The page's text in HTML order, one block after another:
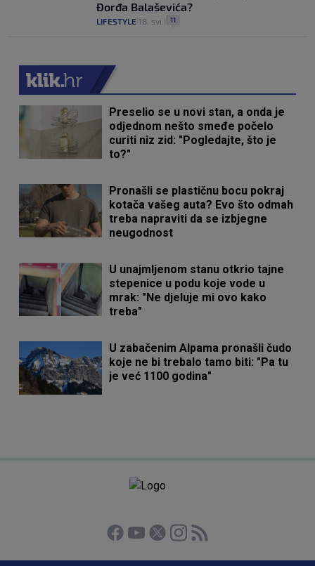
Đorđa Balaševića?
LIFESTYLE 18. svi. 11
Preselio se u novi stan, a onda je
odjednom nešto smeđe počelo
curiti niz zid: "Pogledajte, što je
to?"
Pronašli se plastičnu bocu pokraj
kotača vašeg auta? Evo što odmah
treba napraviti da se izbjegne
neugodnost
U unajmljenom stanu otkrio tajne
stepenice u podu koje vode u
mrak: "Ne djeluje mi ovo kako
treba"
U zabačenim Alpama pronašli čudo
koje ne bi trebalo tamo biti: "Pa tu
je već 1100 godina"